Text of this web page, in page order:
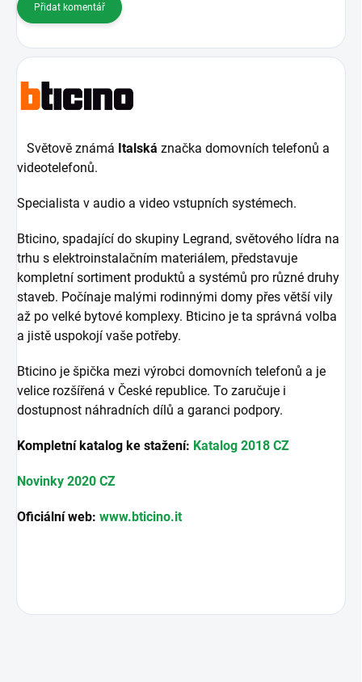
Přidat komentář
Světově známá Italská značka domovních telefonů a
videotelefonů.
Specialista v audio a video vstupních systémech.
Bticino, spadající do skupiny Legrand, světového lídra na
trhu s elektroinstalačním materiálem, představuje
kompletní sortiment produktů a systémů pro různé druhy
staveb. Počínaje malými rodinnými domy přes větší vily
až po velké bytové komplexy. Bticino je ta správná volba
a jistě uspokojí vaše potřeby.
Bticino je špička mezi výrobci domovních telefonů a je
velice rozšířená v České republice. To zaručuje i
dostupnost náhradních dílů a garanci podpory.
Kompletní katalog ke stažení: Katalog 2018 CZ
Novinky 2020 CZ
Oficiální web: www.bticino.it